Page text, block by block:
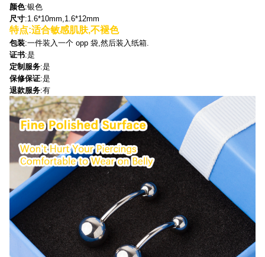
颜色:银色
尺寸:1.6*10mm,1.6*12mm
特点:适合敏感肌肤,不褪色
包装:一件装入一个 opp 袋,然后装入纸箱.
证书:是
定制服务:是
保修保证:是
退款服务:有